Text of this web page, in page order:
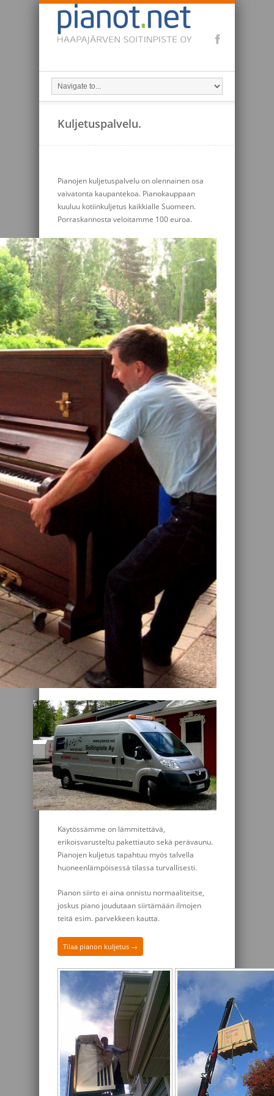
Kuljetuspalvelu.
Pianojen kuljetuspalvelu on olennainen osa
vaivatonta kaupantekoa. Pianokauppaan
kuuluu kotiinkuljetus kaikkialle Suomeen.
Porraskannosta veloitamme 100 euroa.
Käytössämme on lämmitettävä,
erikoisvarusteltu pakettiauto sekä perävaunu.
Pianojen kuljetus tapahtuu myös talvella
huoneenlämpöisessä tilassa turvallisesti.
Pianon siirto ei aina onnistu normaaliteitse,
joskus piano joudutaan siirtämään ilmojen
teitä esim. parvekkeen kautta.
Tilaa pianon kuljetus →